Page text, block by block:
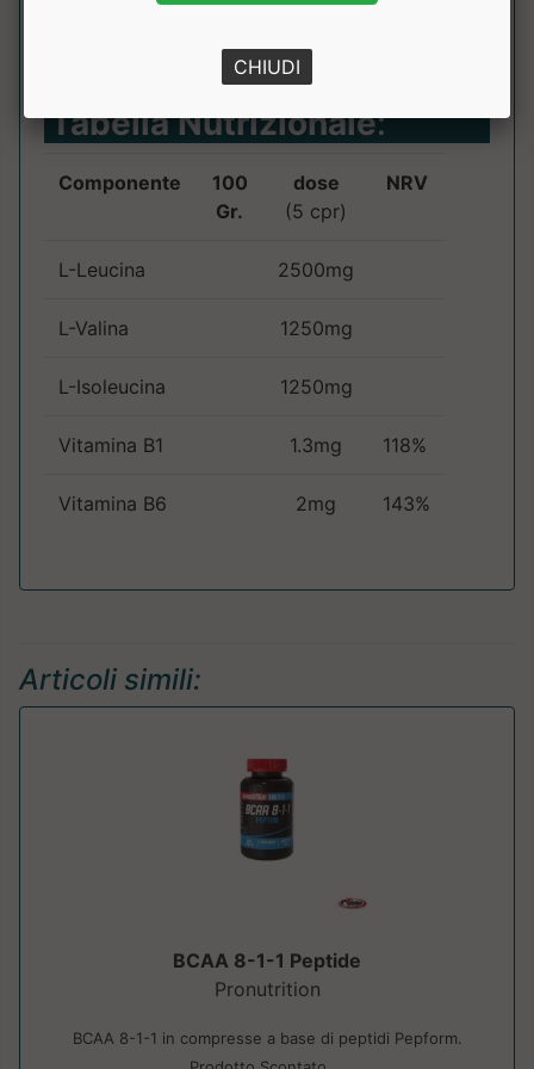
Tabella Nutrizionale:
Componente
100
Gr.
dose
(5 cpr)
NRV
L-Leucina 2500mg
L-Valina 1250mg
L-Isoleucina 1250mg
Vitamina B1 1.3mg 118%
Vitamina B6 2mg 143%
Articoli simili:
BCAA 8-1-1 Peptide
Pronutrition
BCAA 8-1-1 in compresse a base di peptidi Pepform.
CHIUDI